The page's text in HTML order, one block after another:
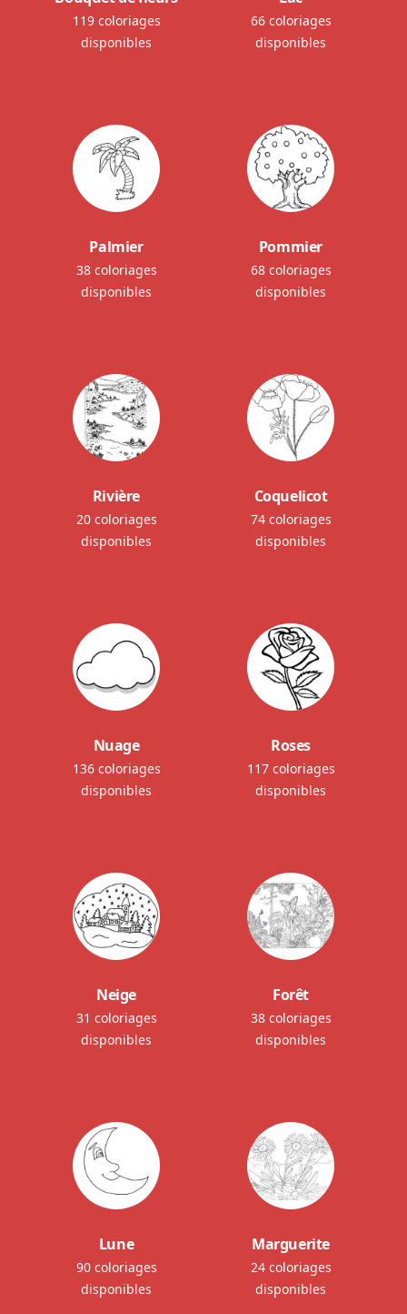
119 coloriages
disponibles
66 coloriages
disponibles
Palmier
38 coloriages
disponibles
Pommier
68 coloriages
disponibles
Rivière
20 coloriages
disponibles
Coquelicot
74 coloriages
disponibles
Nuage
136 coloriages
disponibles
Roses
117 coloriages
disponibles
Neige
31 coloriages
disponibles
Forêt
38 coloriages
disponibles
Lune
90 coloriages
disponibles
Marguerite
24 coloriages
disponibles